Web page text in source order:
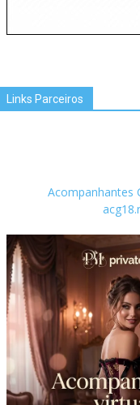
Links Parceiros
Acompanhantes